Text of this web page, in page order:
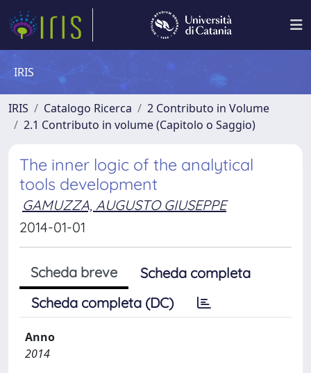
IRIS
IRIS Catalogo Ricerca
2 Contributo in Volume
2.1 Contributo in volume (Capitolo o Saggio)
The inner logic of the analytical
tools development
GAMUZZA, AUGUSTO GIUSEPPE
2014-01-01
Scheda breve
Scheda completa
Scheda completa (DC)
Anno
2014